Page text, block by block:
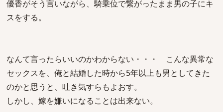
優香がそう言いながら、騎乗位で繋がったまま男の子にキ
スをする。
なんて言ったらいいのかわからない・・・ こんな異常な
セックスを、俺と結婚した時から5年以上も男としてきた
のかと思うと、吐き気すらもよおす。
しかし、嫁を嫌いになることは出来ない。